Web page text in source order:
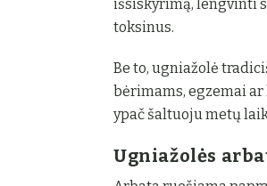
išsiskyrimą, lengvinti
toksinus.
Be to, ugniažolė
bėrimams, egzemai
ypač šaltuoju metų
Ugniažolės